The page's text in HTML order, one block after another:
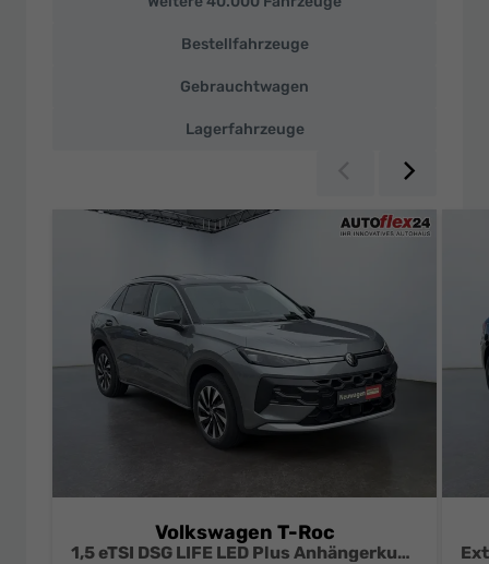
Bestellfahrzeuge
Gebrauchtwagen
Lagerfahrzeuge
Zurück
Volkswagen T-Roc
1,5 eTSI DSG LIFE LED Plus Anhängerkupplung Navigation Digital Pro Sitzheizung beheiztes Lenkrad 17 Zoll Alu 5J Garantie